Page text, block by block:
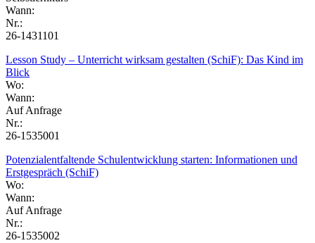
Wann:
Nr.:
26-1431101
Lesson Study – Unterricht wirksam gestalten (SchiF): Das Kind im
Blick
Wo:
Wann:
Auf Anfrage
Nr.:
26-1535001
Potenzialentfaltende Schulentwicklung starten: Informationen und
Erstgespräch (SchiF)
Wo:
Wann:
Auf Anfrage
Nr.:
26-1535002